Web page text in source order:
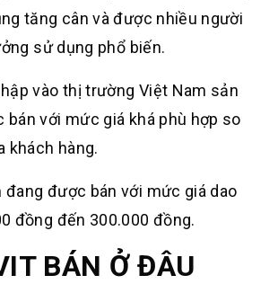
tăng cân và được nhiều người
sử dụng phổ biến.
vào thị trường Việt Nam sản
bán với mức giá khá phù hợp so
khách hàng.
đang được bán với mức giá dao
đồng đến 300.000 đồng.
BÁN Ở ĐÂU